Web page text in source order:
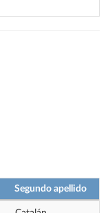
Segundo apellido